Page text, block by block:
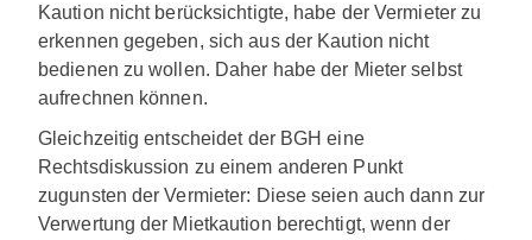
Kaution nicht berücksichtigte, habe der Vermieter zu
erkennen gegeben, sich aus der Kaution nicht
bedienen zu wollen. Daher habe der Mieter selbst
aufrechnen können.
Gleichzeitig entscheidet der BGH eine
Rechtsdiskussion zu einem anderen Punkt
zugunsten der Vermieter: Diese seien auch dann zur
Verwertung der Mietkaution berechtigt, wenn der